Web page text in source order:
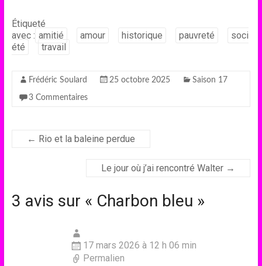
Étiqueté
avec : amitié amour historique pauvreté
soci
été
travail
Frédéric Soulard 25 octobre 2025 Saison 17
3 Commentaires
← Rio et la baleine perdue
Le jour où j’ai rencontré Walter →
3 avis sur « Charbon bleu »
17 mars 2026 à 12 h 06 min
Permalien